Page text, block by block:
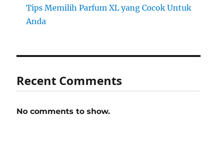
Tips Memilih Parfum XL yang Cocok Untuk
Anda
Recent Comments
No comments to show.